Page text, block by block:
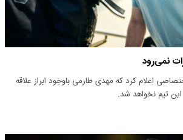
نمی‌رود
اعلام کرد که مهدی طارمی باوجود ابراز علاقه
این تیم نخواهد شد.